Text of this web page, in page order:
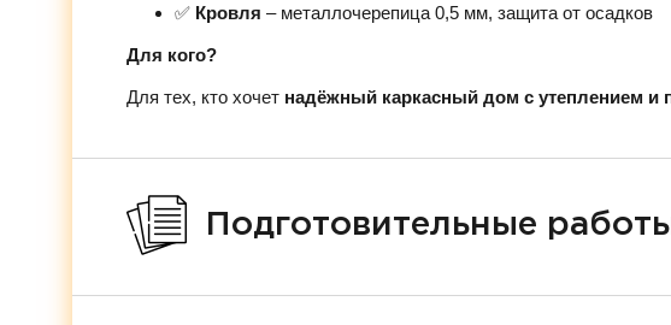
✅ Кровля – металлочерепица 0,5 мм, защита от осадков
Для кого?
Для тех, кто хочет надёжный каркасный дом с утеплением и
Подготовительные